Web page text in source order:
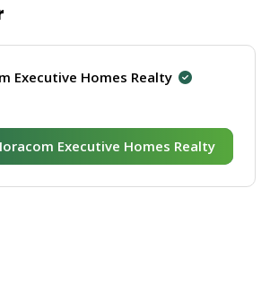
Executive Homes Realty
Executive Homes Realty